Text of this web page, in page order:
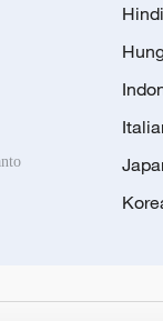
Hindi